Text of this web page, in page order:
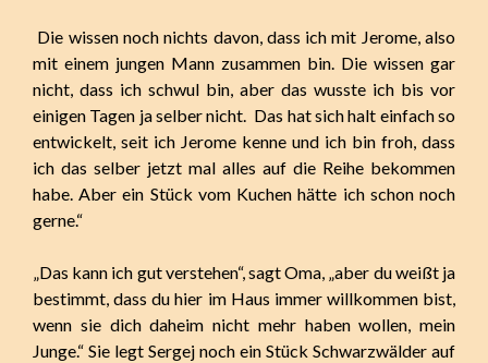
Die wissen noch nichts davon, dass ich mit Jerome, also
mit einem jungen Mann zusammen bin. Die wissen gar
nicht, dass ich schwul bin, aber das wusste ich bis vor
einigen Tagen ja selber nicht. Das hat sich halt einfach so
entwickelt, seit ich Jerome kenne und ich bin froh, dass
ich das selber jetzt mal alles auf die Reihe bekommen
habe. Aber ein Stück vom Kuchen hätte ich schon noch
gerne.“
„Das kann ich gut verstehen“, sagt Oma, „aber du weißt ja
bestimmt, dass du hier im Haus immer willkommen bist,
wenn sie dich daheim nicht mehr haben wollen, mein
Junge.“ Sie legt Sergej noch ein Stück Schwarzwälder auf